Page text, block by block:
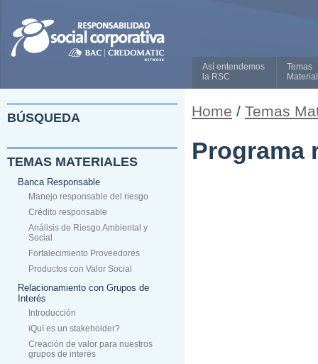
Así entendemos
la RSC
Temas
BÚSQUEDA
TEMAS MATERIALES
Banca Responsable
Manejo responsable del riesgo
Crédito responsable
Análisis de Riesgo Ambiental y
Social
Fortalecimiento Proveedores
Productos con Valor Social
Relacionamiento con Grupos de
Interés
Introducción
ïQuï es un stakeholder?
Creación de valor para nuestros
grupos de interés
Home / Temas
Programa